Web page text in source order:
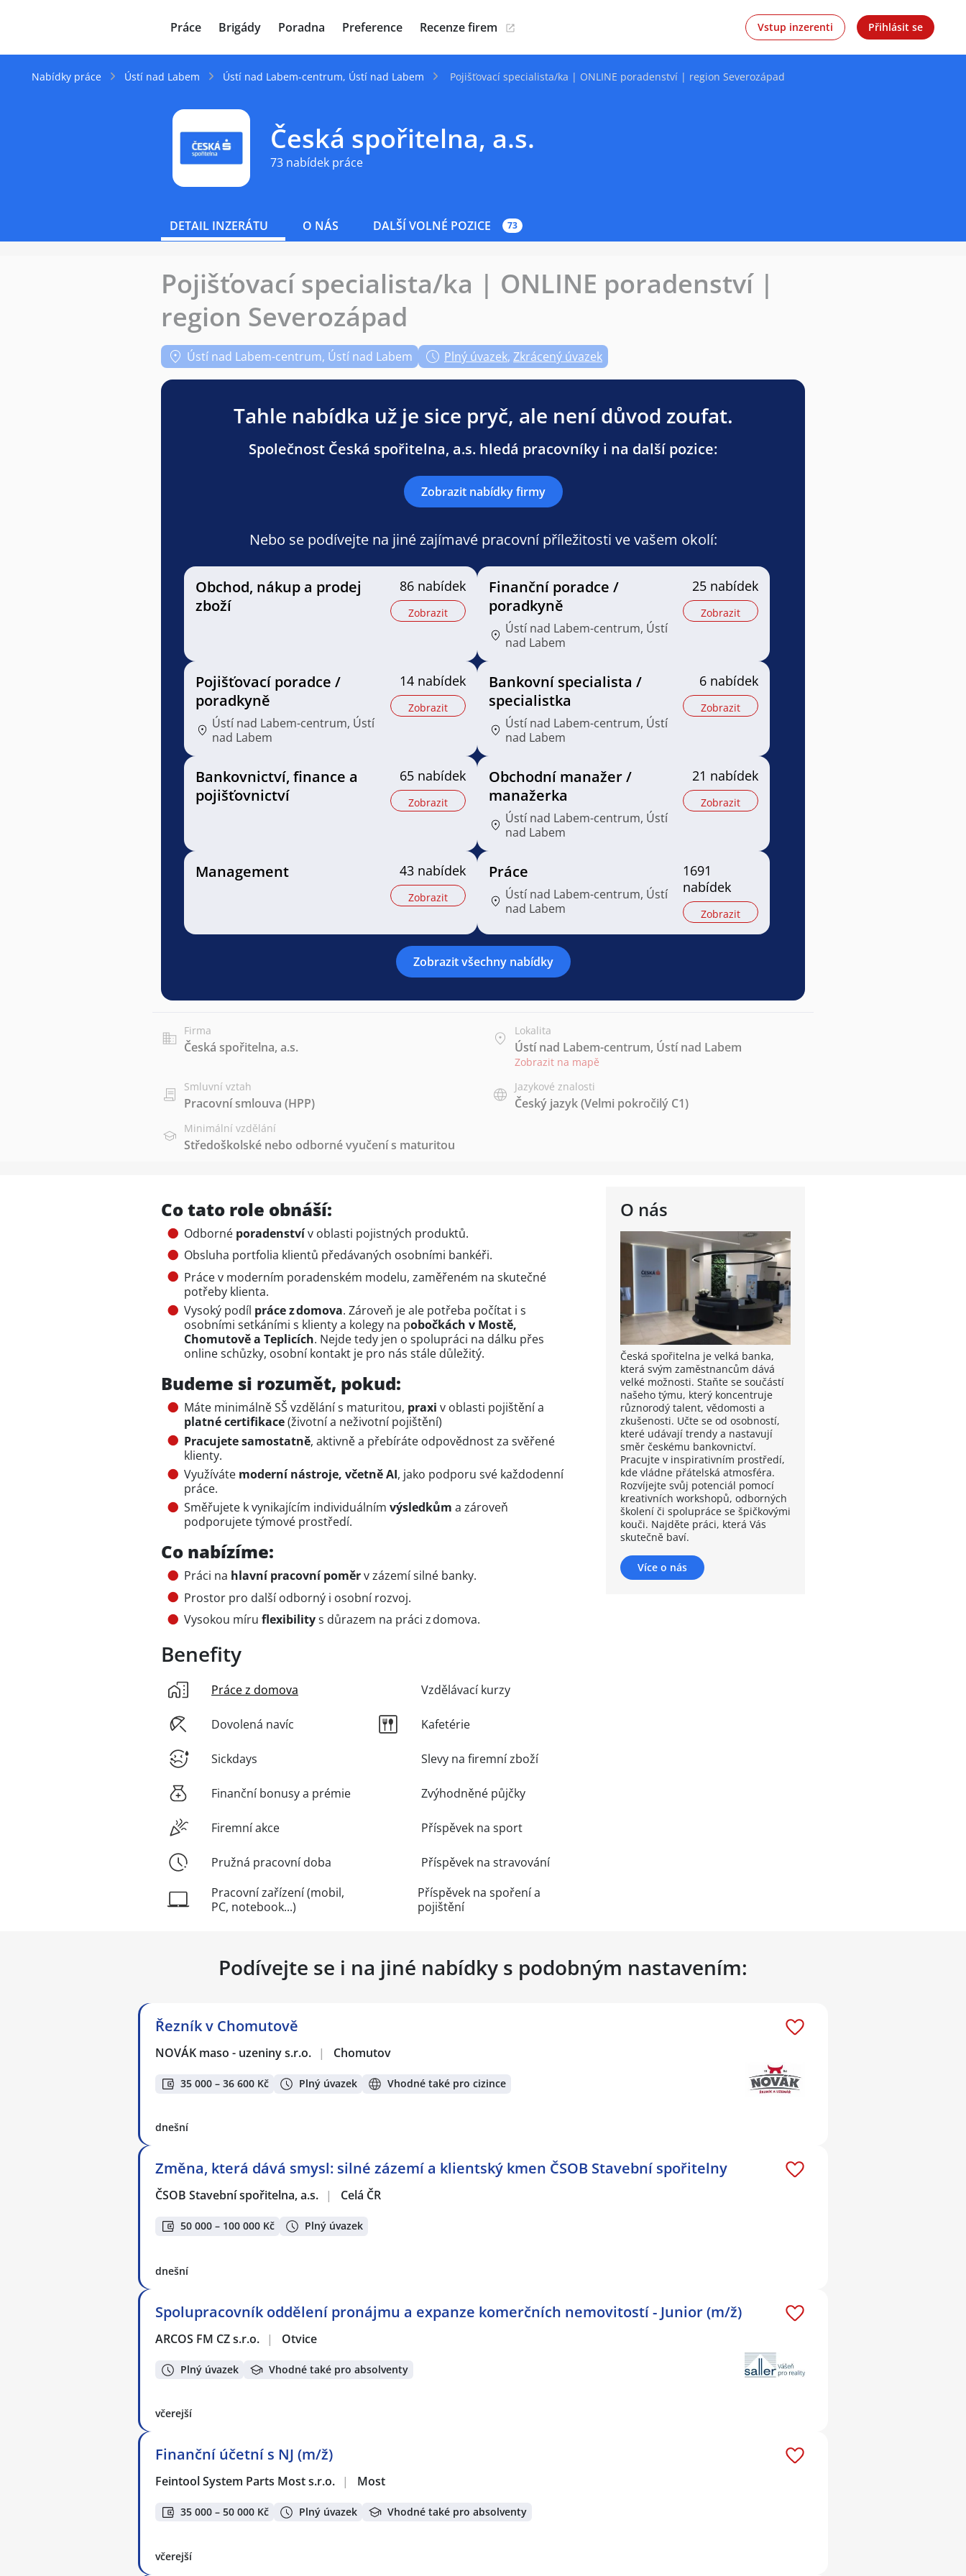
Práce Brigády Poradna Preference Recenze firem Vstup inzerenti Přihlásit se
Nabídky práce Ústí nad Labem Ústí nad Labem-centrum, Ústí nad Labem Pojišťovací specialista/ka | ONLINE poradenství | region Severozápad
Česká spořitelna, a.s.
73 nabídek práce
DETAIL INZERÁTU O NÁS DALŠÍ VOLNÉ POZICE 73
Pojišťovací specialista/ka | ONLINE poradenství |
region Severozápad
Ústí nad Labem-centrum, Ústí nad Labem Plný úvazek, Zkrácený úvazek
Tahle nabídka už je sice pryč, ale není důvod zoufat.
Společnost Česká spořitelna, a.s. hledá pracovníky i na další pozice:
Zobrazit nabídky firmy
Nebo se podívejte na jiné zajímavé pracovní příležitosti ve vašem okolí:
Obchod, nákup a prodej
zboží
86 nabídek
Zobrazit
Finanční poradce /
poradkyně
Ústí nad Labem-centrum, Ústí
nad Labem
25 nabídek
Zobrazit
Pojišťovací poradce /
poradkyně
Ústí nad Labem-centrum, Ústí
nad Labem
14 nabídek
Zobrazit
Bankovní specialista /
specialistka
Ústí nad Labem-centrum, Ústí
nad Labem
6 nabídek
Zobrazit
Bankovnictví, finance a
pojišťovnictví
65 nabídek
Zobrazit
Obchodní manažer /
manažerka
Ústí nad Labem-centrum, Ústí
nad Labem
21 nabídek
Zobrazit
Management 43 nabídek
Zobrazit
Práce
Ústí nad Labem-centrum, Ústí
nad Labem
1691
nabídek
Zobrazit
Zobrazit všechny nabídky
Firma
Česká spořitelna, a.s.
Lokalita
Ústí nad Labem-centrum, Ústí nad Labem
Zobrazit na mapě
Smluvní vztah
Pracovní smlouva (HPP)
Jazykové znalosti
Český jazyk(Velmi pokročilý C1)
Minimální vzdělání
Středoškolské nebo odborné vyučení s maturitou
O nás
Česká spořitelna je velká banka,
která svým zaměstnancům dává
velké možnosti. Staňte se součástí
našeho týmu, který koncentruje
různorodý talent, vědomosti a
zkušenosti. Učte se od osobností,
které udávají trendy a nastavují
směr českému bankovnictví.
Pracujte v inspirativním prostředí,
kde vládne přátelská atmosféra.
Rozvíjejte svůj potenciál pomocí
kreativních workshopů, odborných
školení či spolupráce se špičkovými
kouči. Najděte práci, která Vás
skutečně baví.
Více o nás
Co tato role obnáší:
Odborné poradenstvív oblasti pojistných produktů.
Obsluha portfolia klientů předávaných osobními bankéři.
Práce v moderním poradenském modelu, zaměřeném na skutečné
potřeby klienta.
Vysoký podíl práce z domova. Zároveň je ale potřeba počítat i s
osobními setkáními s klienty a kolegy na pobočkách v Mostě,
Chomutově a Teplicích. Nejde tedy jen o spolupráci na dálku přes
online schůzky, osobní kontakt je pro nás stále důležitý.
Budeme si rozumět, pokud:
Máte minimálně SŠ vzdělání s maturitou, praxi v oblasti pojištění a
platné certifikace(životní a neživotní pojištění)
Pracujete samostatně, aktivně a přebíráte odpovědnost za svěřené
klienty.
Využíváte moderní nástroje, včetně AI, jako podporu své každodenní
práce.
Směřujete k vynikajícím individuálním výsledkům a zároveň
podporujete týmové prostředí.
Co nabízíme:
Práci na hlavní pracovní poměrv zázemí silné banky.
Prostor pro další odborný i osobní rozvoj.
Vysokou míru flexibilitys důrazem na práci z domova.
Benefity
Práce z domova
Dovolená navíc
Sickdays
Finanční bonusy a prémie
Firemní akce
Pružná pracovní doba
Pracovní zařízení (mobil,
PC, notebook...)
Vzdělávací kurzy
Kafetérie
Slevy na firemní zboží
Zvýhodněné půjčky
Příspěvek na sport
Příspěvek na stravování
Příspěvek na spoření a
pojištění
Podívejte se i na jiné nabídky s podobným nastavením:
Řezník v Chomutově
NOVÁK maso - uzeniny s.r.o. | Chomutov
35 000 – 36 600 Kč Plný úvazek Vhodné také pro cizince
dnešní
Změna, která dává smysl: silné zázemí a klientský kmen ČSOB Stavební spořitelny
ČSOB Stavební spořitelna, a.s. | Celá ČR
50 000 – 100 000 Kč Plný úvazek
dnešní
Spolupracovník oddělení pronájmu a expanze komerčních nemovitostí - Junior (m/ž)
ARCOS FM CZ s.r.o. | Otvice
Plný úvazek Vhodné také pro absolventy
včerejší
Finanční účetní s NJ (m/ž)
Feintool System Parts Most s.r.o. | Most
35 000 – 50 000 Kč Plný úvazek Vhodné také pro absolventy
včerejší